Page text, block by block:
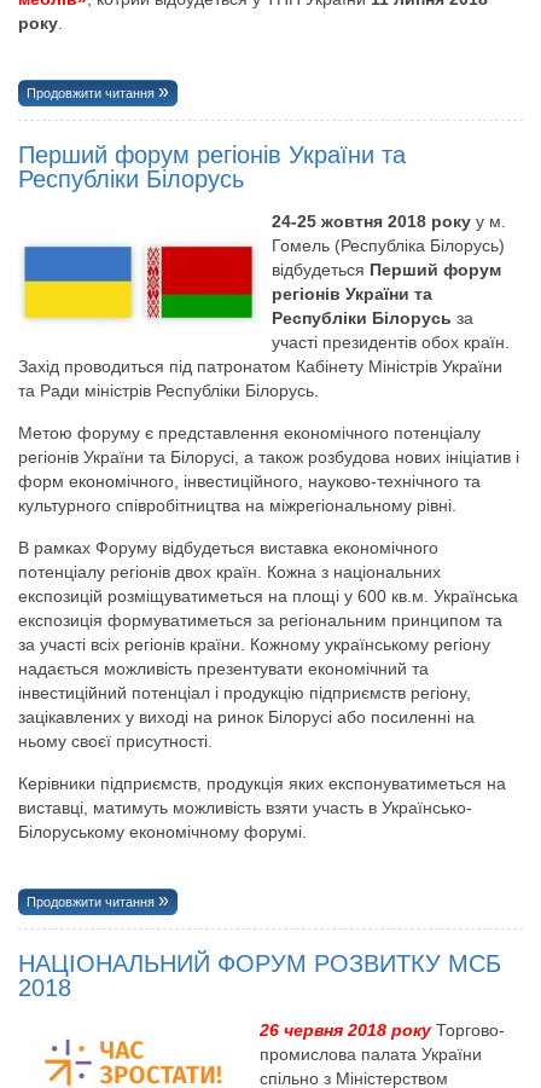
року
Продовжити читання
Перший форум регіонів України та
Республіки Білорусь
24-25 жовтня 2018 року у м.
Гомель (Республіка Білорусь)
відбудеться Перший форум
регіонів України та
Республіки Білорусь за
участі президентів обох країн.
Захід проводиться під патронатом Кабінету Міністрів України
та Ради міністрів Республіки Білорусь.
Метою форуму є представлення економічного потенціалу
регіонів України та Білорусі, а також розбудова нових ініціатив і
форм економічного, інвестиційного, науково-технічного та
культурного співробітництва на міжрегіональному рівні.
В рамках Форуму відбудеться виставка економічного
потенціалу регіонів двох країн. Кожна з національних
експозицій розміщуватиметься на площі у 600 кв.м. Українська
експозиція формуватиметься за регіональним принципом та
за участі всіх регіонів країни. Кожному українському регіону
надається можливість презентувати економічний та
інвестиційний потенціал і продукцію підприємств регіону,
зацікавлених у виході на ринок Білорусі або посиленні на
ньому своєї присутності.
Керівники підприємств, продукція яких експонуватиметься на
виставці, матимуть можливість взяти участь в Українсько-
Білоруському економічному форумі.
Продовжити читання
НАЦІОНАЛЬНИЙ ФОРУМ РОЗВИТКУ МСБ
2018
26 червня 2018 рокуТоргово-
промислова палата України
спільно з Міністерством